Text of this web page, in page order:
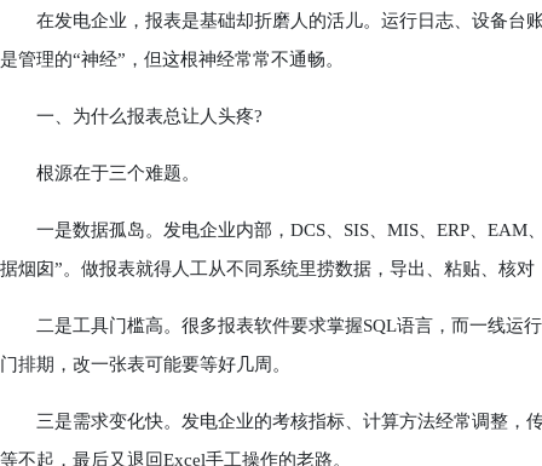
在发电企业，报表是基础却折磨人的活儿。运行日志、设备台
是管理的“神经”，但这根神经常常不通畅。
一、为什么报表总让人头疼?
根源在于三个难题。
一是数据孤岛。发电企业内部，DCS、SIS、MIS、ERP、EAM
据烟囱”。做报表就得人工从不同系统里捞数据，导出、粘贴、核
二是工具门槛高。很多报表软件要求掌握SQL语言，而一线运
门排期，改一张表可能要等好几周。
三是需求变化快。发电企业的考核指标、计算方法经常调整，
等不起，最后又退回Excel手工操作的老路。